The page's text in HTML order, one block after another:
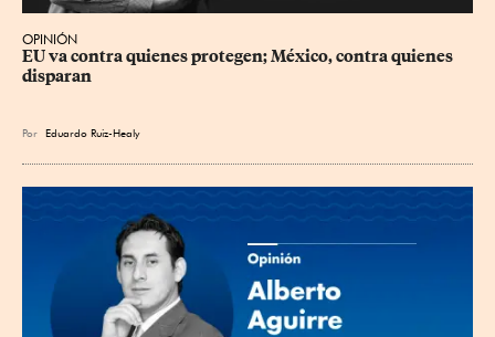
OPINIÓN
EU va contra quienes protegen; México, contra quienes
disparan
Por Eduardo Ruiz-Healy